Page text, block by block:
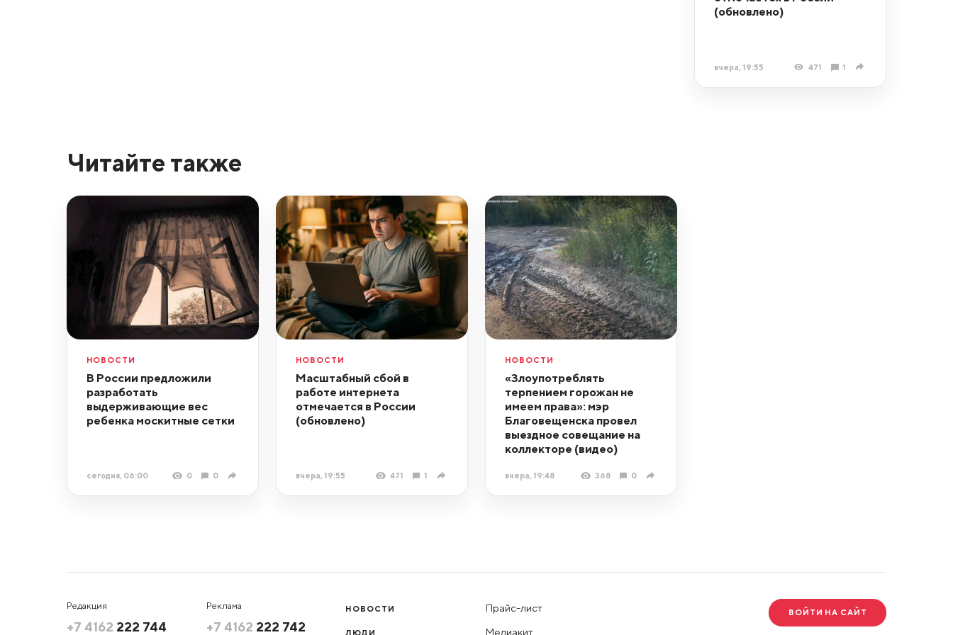
(обновлено)
вчера, 19:55 471 1
Читайте также
НОВОСТИ
В России предложили
разработать
выдерживающие вес
ребенка москитные сетки
сегодня, 06:00 0 0
НОВОСТИ
Масштабный сбой в
работе интернета
отмечается в России
(обновлено)
вчера, 19:55 471 1
НОВОСТИ
«Злоупотреблять
терпением горожан не
имеем права»: мэр
Благовещенска провел
выездное совещание на
коллекторе (видео)
вчера, 19:48 368 0
Редакция
+7 4162 222 744
Реклама
+7 4162 222 742
НОВОСТИ
ЛЮДИ
Прайс-лист
Медиакит
ВОЙТИ НА САЙТ